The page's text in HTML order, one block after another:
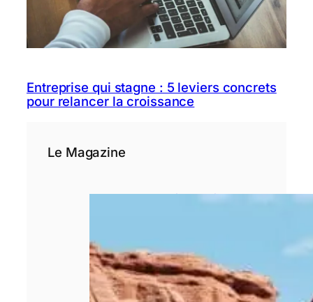
Entreprise qui stagne : 5 leviers concrets
pour relancer la croissance
Le Magazine
Pourquoi le choix
un site de
voyage ?